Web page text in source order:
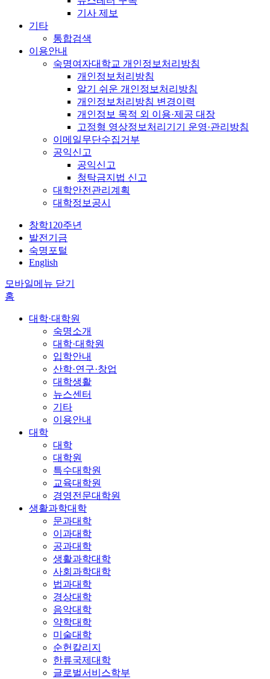
기사 제보
기타
통합검색
이용안내
숙명여자대학교 개인정보처리방침
개인정보처리방침
알기 쉬운 개인정보처리방침
개인정보처리방침 변경이력
개인정보 목적 외 이용·제공 대장
고정형 영상정보처리기기 운영·관리방침
이메일무단수집거부
공익신고
공익신고
청탁금지법 신고
대학안전관리계획
대학정보공시
창학120주년
발전기금
숙명포털
English
모바일메뉴 닫기
홈
대학·대학원
숙명소개
대학·대학원
입학안내
산학·연구·창업
대학생활
뉴스센터
기타
이용안내
대학
대학
대학원
특수대학원
교육대학원
경영전문대학원
생활과학대학
문과대학
이과대학
공과대학
생활과학대학
사회과학대학
법과대학
경상대학
음악대학
약학대학
미술대학
순헌칼리지
한류국제대학
글로벌서비스학부